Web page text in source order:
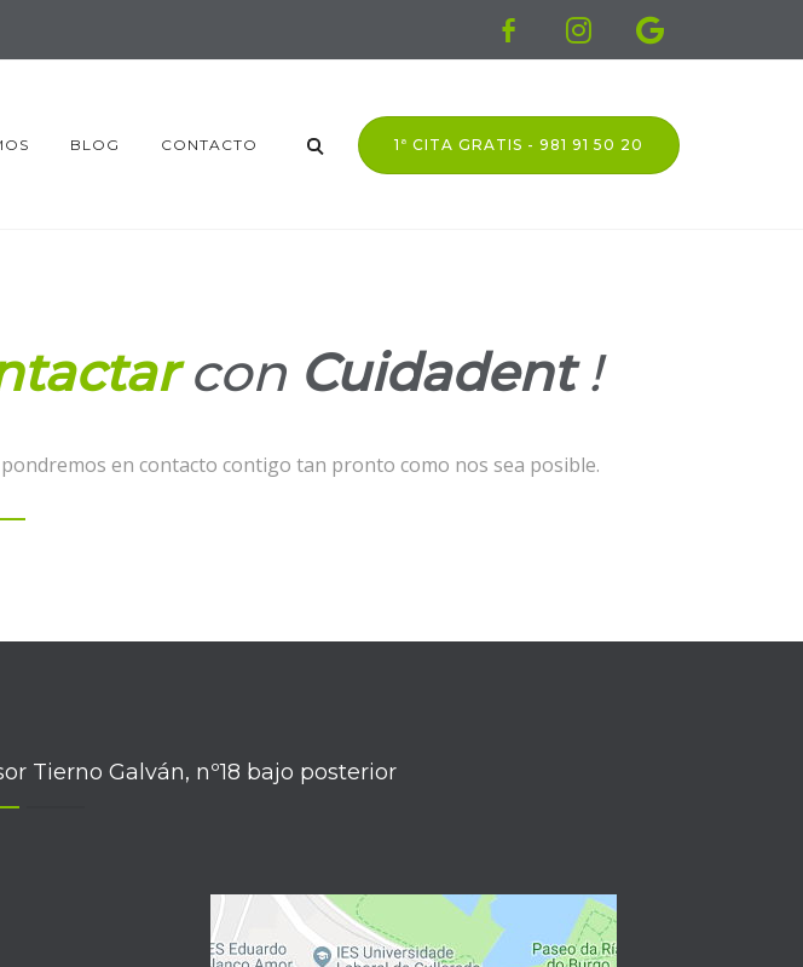
BLOG CONTACTO 1ª CITA GRATIS - 981 91 50 20
con Cuidadent!
en contacto contigo tan pronto como nos sea posible.
Tierno Galván, nº18 bajo posterior